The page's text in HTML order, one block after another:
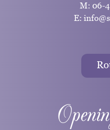
M: 06-
E: